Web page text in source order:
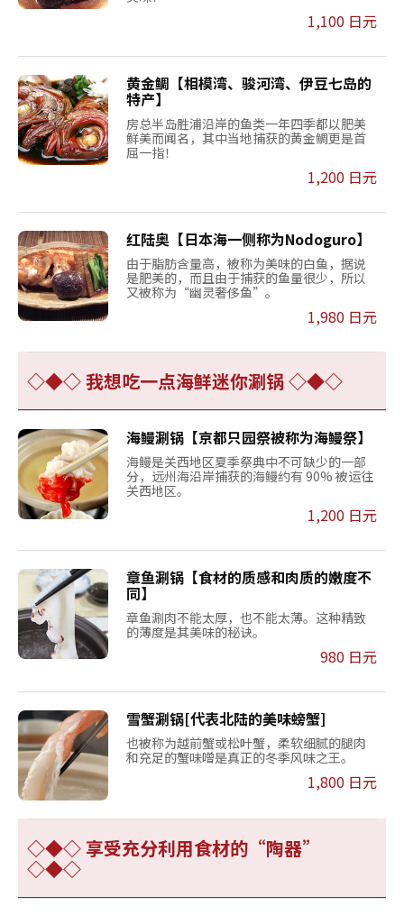
1,100 日元
黄金鲷【相模湾、骏河湾、伊豆七岛的
特产】
房总半岛胜浦沿岸的鱼类一年四季都以肥美
鲜美而闻名，其中当地捕获的黄金鲷更是首
屈一指！
1,200 日元
红陆奥【日本海一侧称为Nodoguro】
由于脂肪含量高，被称为美味的白鱼，据说
是肥美的，而且由于捕获的鱼量很少，所以
又被称为“幽灵奢侈鱼”。
1,980 日元
◇◆◇ 我想吃一点海鲜迷你涮锅 ◇◆◇
海鳗涮锅【京都只园祭被称为海鳗祭】
海鳗是关西地区夏季祭典中不可缺少的一部
分，远州海沿岸捕获的海鳗约有 90% 被运往
关西地区。
1,200 日元
章鱼涮锅【食材的质感和肉质的嫩度不
同】
章鱼涮肉不能太厚，也不能太薄。这种精致
的薄度是其美味的秘诀。
980 日元
雪蟹涮锅[代表北陆的美味螃蟹]
也被称为越前蟹或松叶蟹，柔软细腻的腿肉
和充足的蟹味噌是真正的冬季风味之王。
1,800 日元
◇◆◇ 享受充分利用食材的“陶器”
◇◆◇